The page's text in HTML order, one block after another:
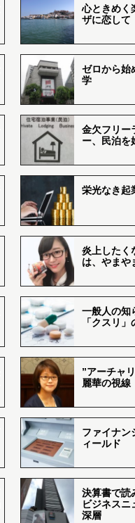
心ときめく
ザに恋して
ゼロから始
学
金欠フリー
ー、民泊を
栄光なき起
炎上したく
は、やまや
一般人の知
「クスリ
”アーチャ
麗華の視線
ファイナン
ィールド
決算書で読
ビジネスニ
深層